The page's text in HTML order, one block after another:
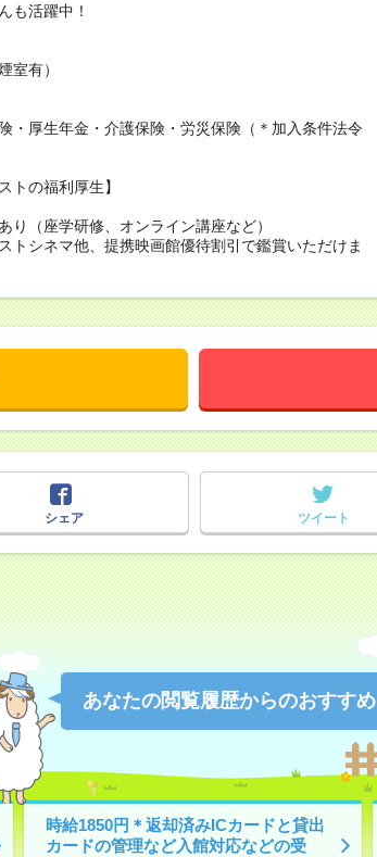
も活躍中！
室有）
・厚生年金・介護保険・労災保険（＊加入条件法令
トの福利厚生】
り（座学研修、オンライン講座など）
トシネマ他、提携映画館優待割引で鑑賞いただけま
シェア
ツイート
あなたの閲覧履歴からのおすすめ
時給1850円＊返却済みICカードと貸出
カードの管理など入館対応などの受